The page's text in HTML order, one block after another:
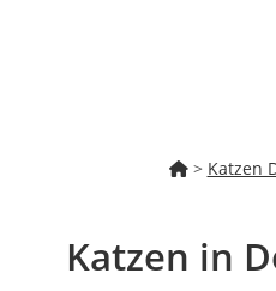
> Katzen
Katzen in